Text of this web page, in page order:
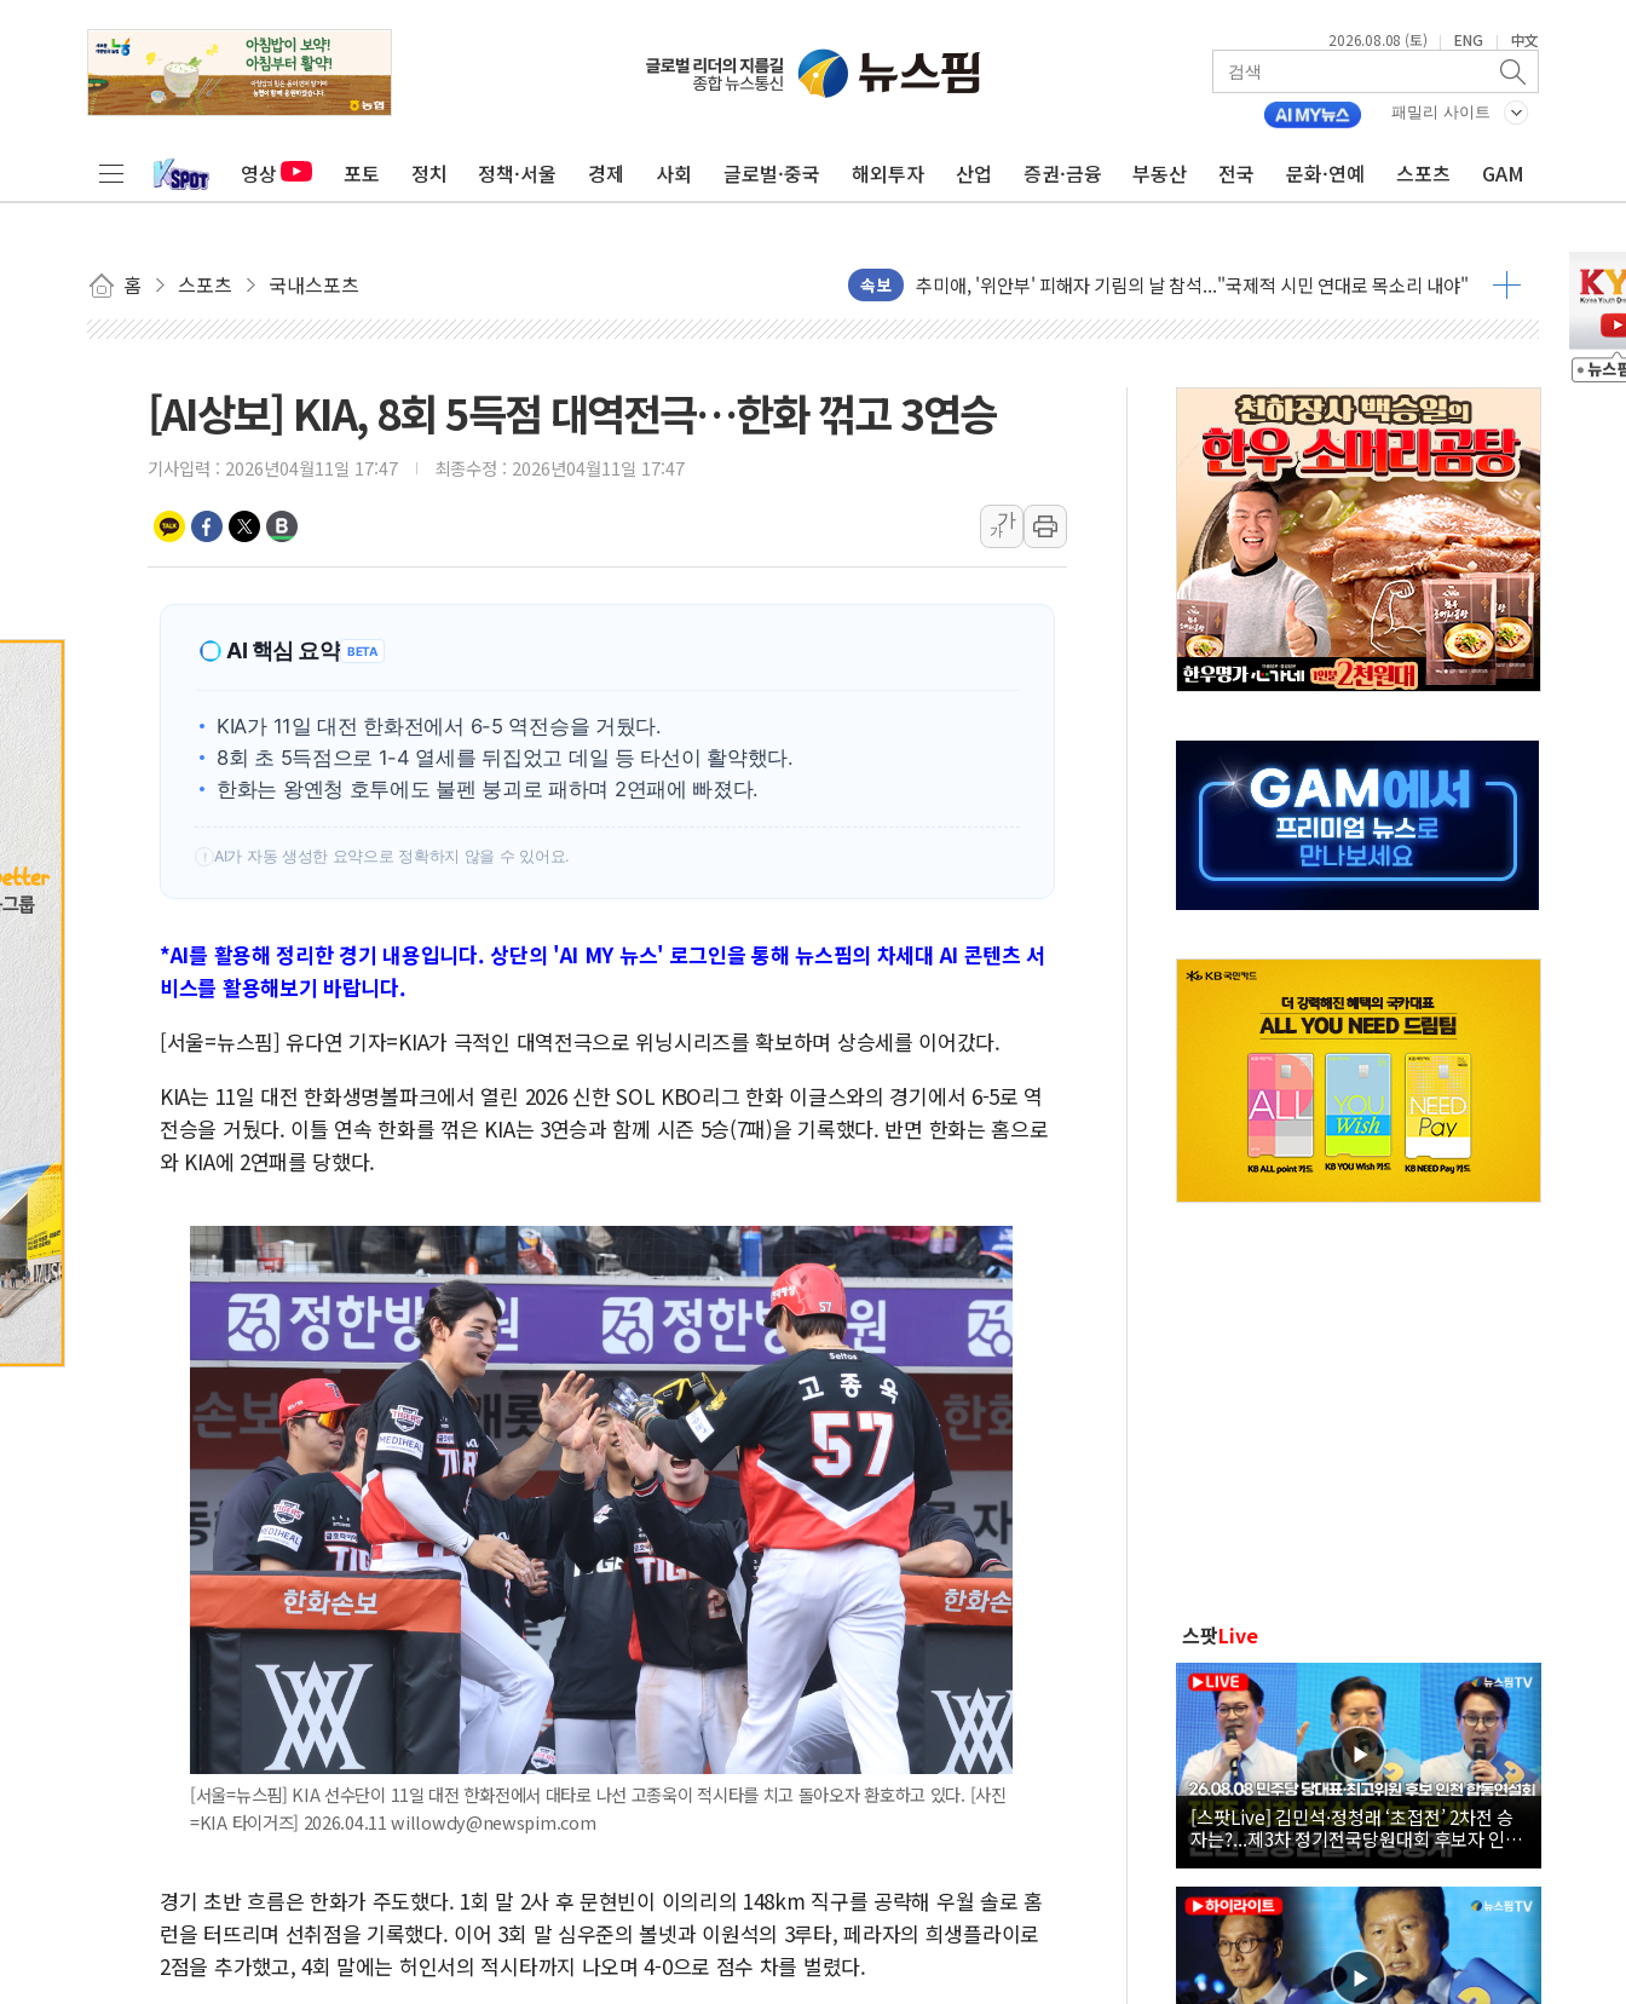
2026.08.08 (토) | ENG | 中文
패밀리 사이트
영상 포토 정치 정책·서울 경제 사회 글로벌·중국 해외투자 산업 증권·금융 부동산 전국 문화·연예 스포츠 GAM
홈 스포츠 국내스포츠 속보
美, 이란전 출구전략 만지작…공습 한계·탄약 부족 현실화
강릉·동해·삼척 시간당 최대 50㎜ 폭우…강원 동해안 강한 비 어어져
폐기물 수거하다 참변…60대 환경미화원 수거차에 치여 사망
李대통령 "결혼 때문에 손해 보는 일 없게"…'결혼 페널티' 22개 과제 손본다
여수 오동도 인근 해상서 모터보트 전복…1명 사망·1명 실종
인천 선재도 갯벌서 해루질 중 실종 60대 나흘만에 숨진 채 발견
인천서 말다툼 중 어머니 흉기 살해 10대 아들 체포
李대통령, ISA 개편 재검토 지시…與 "적극 환영"·野 "졸속 국정"
동해중부 전 해상 풍랑주의보…10일까지 최대 3.5m 높은 물결
연일 폭염에 온열질환 사망 23명…정부, 비상대응기구 가동
中 전방위 아파트 부양, 수도 베이징도 부동산 규제 철폐
인제 용대리 계곡서 수위 상승으로 피서객 7명 고립…전원 구조
동해시, 11~14일 '별똥별 멍' 운영…페르세우스 유성우 관측
강원 중·남부 동해안 시간당 50mm 이상 폭우…호우경보 발효
청양 밭에서 일하던 90대 숨져…온열질환 여부 조사
폭염에 車 운전면허 기능시험 오전 집중 편성…체감온도 38도 넘으면 중단
[AI상보] KIA, 8회 5득점 대역전극…한화 꺾고 3연승
기사입력 : 2026년04월11일 17:47 최종수정 : 2026년04월11일 17:47
가
가
AI 핵심 요약 BETA
KIA가 11일 대전 한화전에서 6-5 역전승을 거뒀다.
8회 초 5득점으로 1-4 열세를 뒤집었고 데일 등 타선이 활약했다.
한화는 왕옌청 호투에도 불펜 붕괴로 패하며 2연패에 빠졌다.
! AI가 자동 생성한 요약으로 정확하지 않을 수 있어요.
*AI를 활용해 정리한 경기 내용입니다. 상단의 'AI MY 뉴스' 로그인을 통해 뉴스핌의 차세대 AI 콘텐츠 서
비스를 활용해보기 바랍니다.
[서울=뉴스핌] 유다연 기자=KIA가 극적인 대역전극으로 위닝시리즈를 확보하며 상승세를 이어갔다.
KIA는 11일 대전 한화생명볼파크에서 열린 2026 신한 SOL KBO리그 한화 이글스와의 경기에서 6-5로 역
전승을 거뒀다. 이틀 연속 한화를 꺾은 KIA는 3연승과 함께 시즌 5승(7패)을 기록했다. 반면 한화는 홈으로
와 KIA에 2연패를 당했다.
[서울=뉴스핌] KIA 선수단이 11일 대전 한화전에서 대타로 나선 고종욱이 적시타를 치고 돌아오자 환호하고 있다. [사진
=KIA 타이거즈] 2026.04.11 willowdy@newspim.com
경기 초반 흐름은 한화가 주도했다. 1회 말 2사 후 문현빈이 이의리의 148km 직구를 공략해 우월 솔로 홈
런을 터뜨리며 선취점을 기록했다. 이어 3회 말 심우준의 볼넷과 이원석의 3루타, 페라자의 희생플라이로
2점을 추가했고, 4회 말에는 허인서의 적시타까지 나오며 4-0으로 점수 차를 벌렸다.
스팟Live
[스팟Live] 김민석·정청래 ‘초접전’ 2차전 승
자는?...제3차 정기전국당원대회 후보자 인천
합동연설회 생중계 | 26.08.08